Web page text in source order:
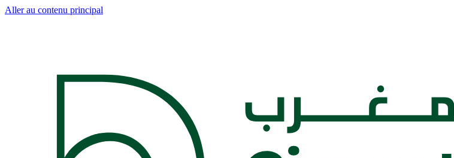
Aller au contenu principal